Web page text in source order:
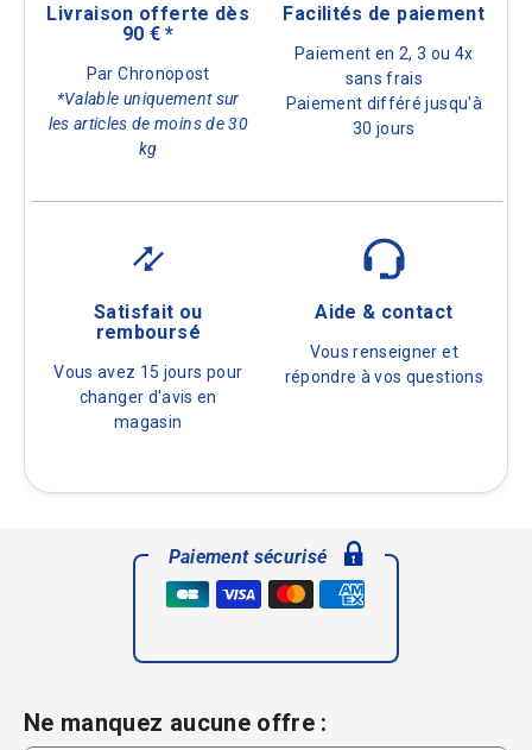
Livraison offerte dès
90 € *
Par Chronopost
*Valable uniquement sur
les articles de moins de 30
kg
Facilités de paiement
Paiement en 2, 3 ou 4x
sans frais
Paiement différé jusqu'à
30 jours
Satisfait ou
remboursé
Vous avez 15 jours pour
changer d'avis en
magasin
Aide & contact
Vous renseigner et
répondre à vos questions
Paiement sécurisé
Ne manquez aucune offre :